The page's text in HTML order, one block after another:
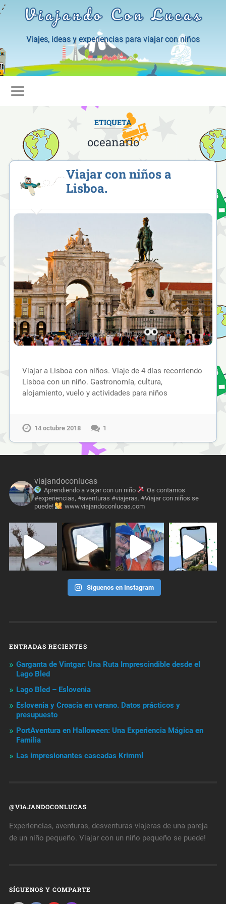
Viajando Con Lucas
Viajes, ideas y experiencias para viajar con niños
ETIQUETA
oceanario
Viajar con niños a
Lisboa.
Viajar a Lisboa con niños. Viaje de 4 días recorriendo
Lisboa con un niño. Gastronomía, cultura,
alojamiento, vuelo y actividades para niños
14 octubre 2018 1
viajandoconlucas
Aprendiendo a viajar con un niño
Os contamos
#experiencias, #aventuras #viajeras. #Viajar con niños se
puede!
www.viajandoconlucas.com
Síguenos en Instagram
ENTRADAS RECIENTES
Garganta de Vintgar: Una Ruta Imprescindible desde el
Lago Bled
Lago Bled – Eslovenia
Eslovenia y Croacia en verano. Datos prácticos y
presupuesto
PortAventura en Halloween: Una Experiencia Mágica en
Familia
Las impresionantes cascadas Krimml
@VIAJANDOCONLUCAS
Experiencias, aventuras, desventuras viajeras de una pareja
de un niño pequeño. Viajar con un niño pequeño se puede!
SÍGUENOS Y COMPARTE